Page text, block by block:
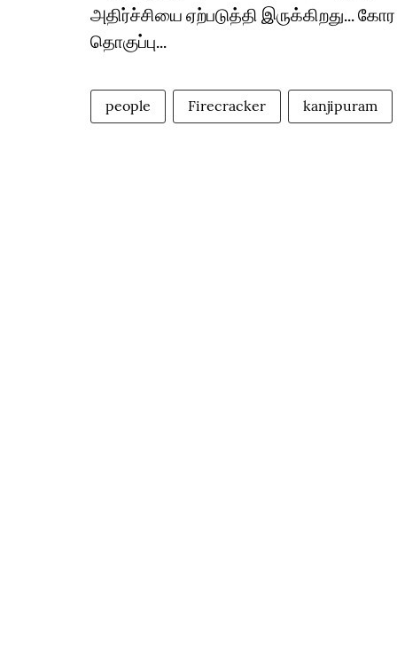
அதிர்ச்சியை ஏற்படுத்தி இருக்கிறது...
தொகுப்பு...
people Firecracker kanjipuram